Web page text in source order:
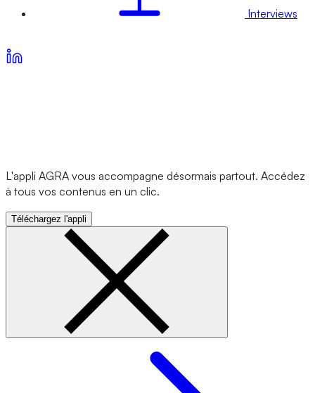
Interviews
L'appli AGRA vous accompagne désormais partout. Accédez
à tous vos contenus en un clic.
Téléchargez l'appli